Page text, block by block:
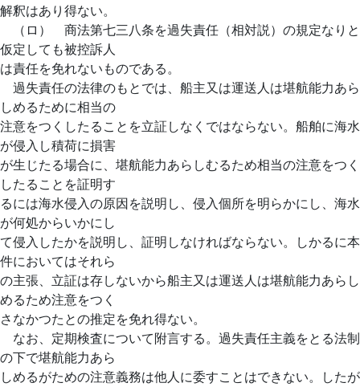
解釈はあり得ない。
（ロ） 商法第七三八条を過失責任（相対説）の規定なりと
仮定しても被控訴人
は責任を免れないものである。
過失責任の法律のもとでは、船主又は運送人は堪航能力あら
しめるために相当の
注意をつくしたることを立証しなくではならない。船舶に海水
が侵入し積荷に損害
が生じたる場合に、堪航能力あらしむるため相当の注意をつく
したることを証明す
るには海水侵入の原因を説明し、侵入個所を明らかにし、海水
が何処からいかにし
て侵入したかを説明し、証明しなければならない。しかるに本
件においてはそれら
の主張、立証は存しないから船主又は運送人は堪航能力あらし
めるため注意をつく
さなかつたとの推定を免れ得ない。
なお、定期検査について附言する。過失責任主義をとる法制
の下で堪航能力あら
しめるがための注意義務は他人に委すことはできない。したが